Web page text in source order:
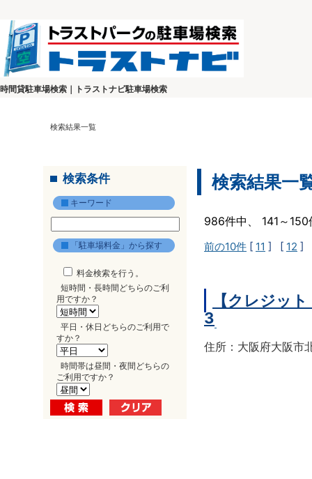
時間貸駐車場検索｜トラストナビ駐車場検索
検索結果一覧
検索条件
キーワード
「駐車場料金」から探す
料金検索を行う。
短時間・長時間どちらのご利
用ですか？
平日・休日どちらのご利用で
すか？
時間帯は昼間・夜間どちらの
ご利用ですか？
検索結果一
986件中、 141～
前の10件 [ 11 ] [ 12 ]
【クレジッ
3
住所：大阪府大阪市